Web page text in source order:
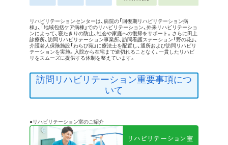
[寄稿文]
「鉄砲に倣い、種子島から革新的リハビリテーションを
全国へ」
「リハビリテーションの進化を目指した楽しい実技講
習会」
（平成30年度広報誌『飛魚』寄稿文より）
リハビリテーションセンターは、病院の「回復期リハビリテーション病
棟」、「地域包括ケア病棟」でのリハビリテーション、外来リハビリテーショ
ンによって、寝たきりの防止、社会や家庭への復帰をサポート。さらに田上
診療所、訪問リハビリテーション事業所、訪問看護ステーション「野の花」、
介護老人保険施設「わらび苑」に療法士を配置し、通所および訪問リハビリ
テーションを実施。入院から在宅まで途切れることなく、一貫したリハビ
リをスムーズに提供する体制を整えています。
訪問リハビリテーション重要事項につ
いて
●リハビリテーション室のご紹介